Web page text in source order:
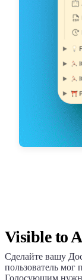
Visible to
Сделайте вашу
пользователь мог
Голосующим